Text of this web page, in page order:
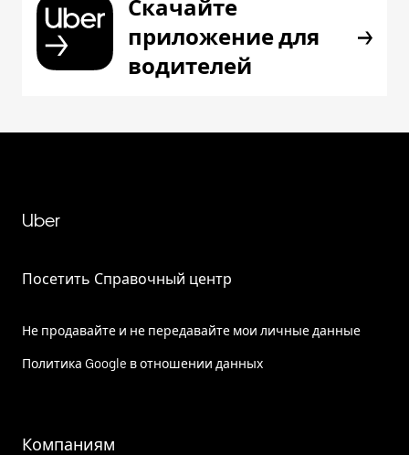
Скачайте
приложение для
водителей
Uber
Посетить Справочный центр
Не продавайте и не передавайте мои личные данные
Политика Google в отношении данных
Компаниям